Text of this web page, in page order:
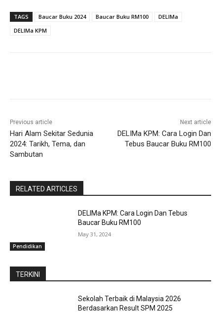
TAGS Baucar Buku 2024 Baucar Buku RM100
DELIMa
DELIMa KPM
Previous article
Hari Alam Sekitar Sedunia
2024: Tarikh, Tema, dan
Sambutan
Next article
DELIMa KPM: Cara Login Dan
Tebus Baucar Buku RM100
RELATED ARTICLES
Pendidikan
DELIMa KPM: Cara Login Dan Tebus
Baucar Buku RM100
May 31, 2024
TERKINI
Sekolah Terbaik di Malaysia 2026
Berdasarkan Result SPM 2025